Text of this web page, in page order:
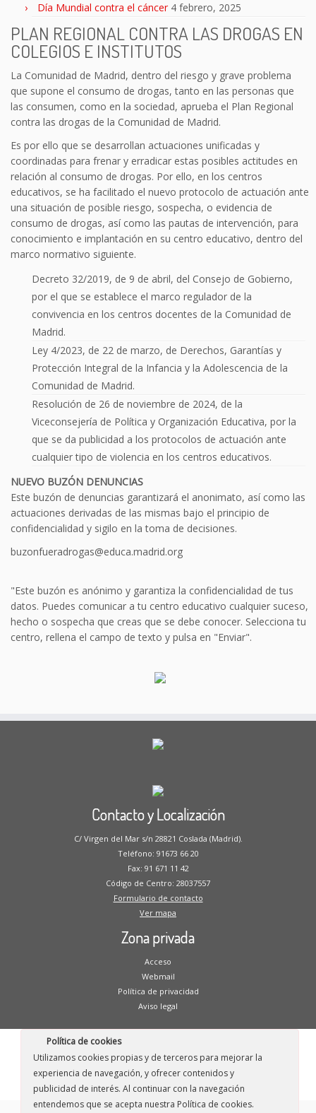
Día Mundial contra el cáncer 4 febrero, 2025
PLAN REGIONAL CONTRA LAS DROGAS EN
COLEGIOS E INSTITUTOS
La Comunidad de Madrid, dentro del riesgo y grave problema
que supone el consumo de drogas, tanto en las personas que
las consumen, como en la sociedad, aprueba el Plan Regional
contra las drogas de la Comunidad de Madrid.
Es por ello que se desarrollan actuaciones unificadas y
coordinadas para frenar y erradicar estas posibles actitudes en
relación al consumo de drogas. Por ello, en los centros
educativos, se ha facilitado el nuevo protocolo de actuación ante
una situación de posible riesgo, sospecha, o evidencia de
consumo de drogas, así como las pautas de intervención, para
conocimiento e implantación en su centro educativo, dentro del
marco normativo siguiente.
Decreto 32/2019, de 9 de abril, del Consejo de Gobierno,
por el que se establece el marco regulador de la
convivencia en los centros docentes de la Comunidad de
Madrid.
Ley 4/2023, de 22 de marzo, de Derechos, Garantías y
Protección Integral de la Infancia y la Adolescencia de la
Comunidad de Madrid.
Resolución de 26 de noviembre de 2024, de la
Viceconsejería de Política y Organización Educativa, por la
que se da publicidad a los protocolos de actuación ante
cualquier tipo de violencia en los centros educativos.
NUEVO BUZÓN DENUNCIAS
Este buzón de denuncias garantizará el anonimato, así como las
actuaciones derivadas de las mismas bajo el principio de
confidencialidad y sigilo en la toma de decisiones.
buzonfueradrogas@educa.madrid.org
"Este buzón es anónimo y garantiza la confidencialidad de tus
datos. Puedes comunicar a tu centro educativo cualquier suceso,
hecho o sospecha que creas que se debe conocer. Selecciona tu
centro, rellena el campo de texto y pulsa en "Enviar".
Contacto y Localización
C/ Virgen del Mar s/n 28821 Coslada (Madrid).
Teléfono: 91673 66 20
Fax: 91 671 11 42
Código de Centro: 28037557
Formulario de contacto
Ver mapa
Zona privada
Acceso
Webmail
Política de privacidad
Aviso legal
© 2026 CP Blas de Otero Funciona con
Diseñado con el
Tema Customizr
Política de cookies
Utilizamos cookies propias y de terceros para mejorar la
experiencia de navegación, y ofrecer contenidos y
publicidad de interés. Al continuar con la navegación
entendemos que se acepta nuestra Política de cookies.